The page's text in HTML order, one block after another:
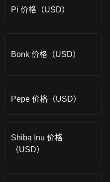
Pi 价格（USD）
Bonk 价格（USD）
Pepe 价格（USD）
Shiba Inu 价格
（USD）